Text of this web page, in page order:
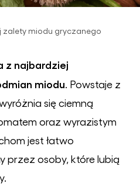
zalety miodu gryczanego
z najbardziej
miodu . Powstaje z
się ciemną
oraz wyrazistym
jest łatwo
przez osoby, które lubią